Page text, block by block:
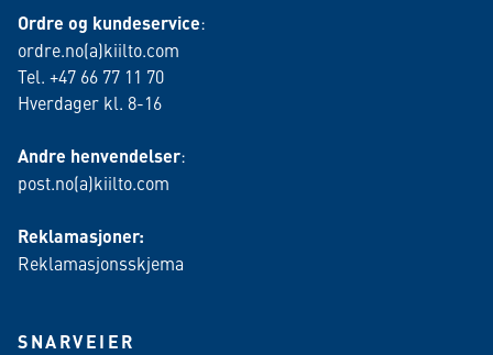
Ordre og kundeservice:
ordre.no(a)kiilto.com
Tel. +47 66 77 11 70
Hverdager kl. 8-16
Andre henvendelser:
post.no(a)kiilto.com
Reklamasjoner:
Reklamasjonsskjema
SNARVEIER